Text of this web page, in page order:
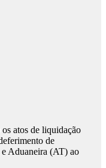
atos de liquidação
de
e Aduaneira (AT) ao